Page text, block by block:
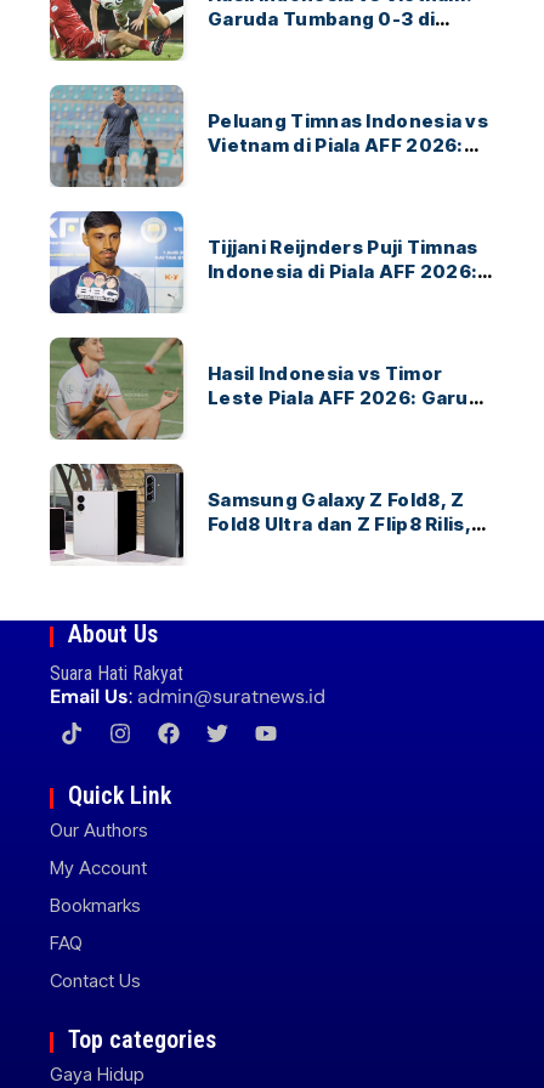
Garuda Tumbang 0-3 di
Peluang Timnas Indonesia vs
Vietnam di Piala AFF 2026:
Tijjani Reijnders Puji Timnas
Indonesia di Piala AFF 2026:
Hasil Indonesia vs Timor
Leste Piala AFF 2026: Garuda
Samsung Galaxy Z Fold8, Z
Fold8 Ultra dan Z Flip8 Rilis,
About Us
Suara Hati Rakyat
Email Us:admin@suratnews.id
Quick Link
Our Authors
My Account
Bookmarks
FAQ
Contact Us
Top categories
Gaya Hidup